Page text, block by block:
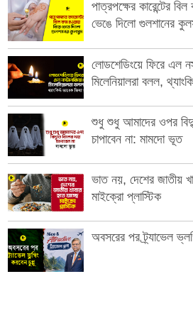
পাত্রপক্ষের কারেন্টের
ভেঙে দিলো গুলশানের
লোডশেডিংয়ে ফিরে এল
মিলেনিয়ালরা বলল,
শুধু শুধু আমাদের ওপর
চাপাবেন না: মামদো ভূত
ভাত নয়, দেশের জাতীয়
মাইক্রো প্লাস্টিক
অবসরের পর ট্র্যাভেল